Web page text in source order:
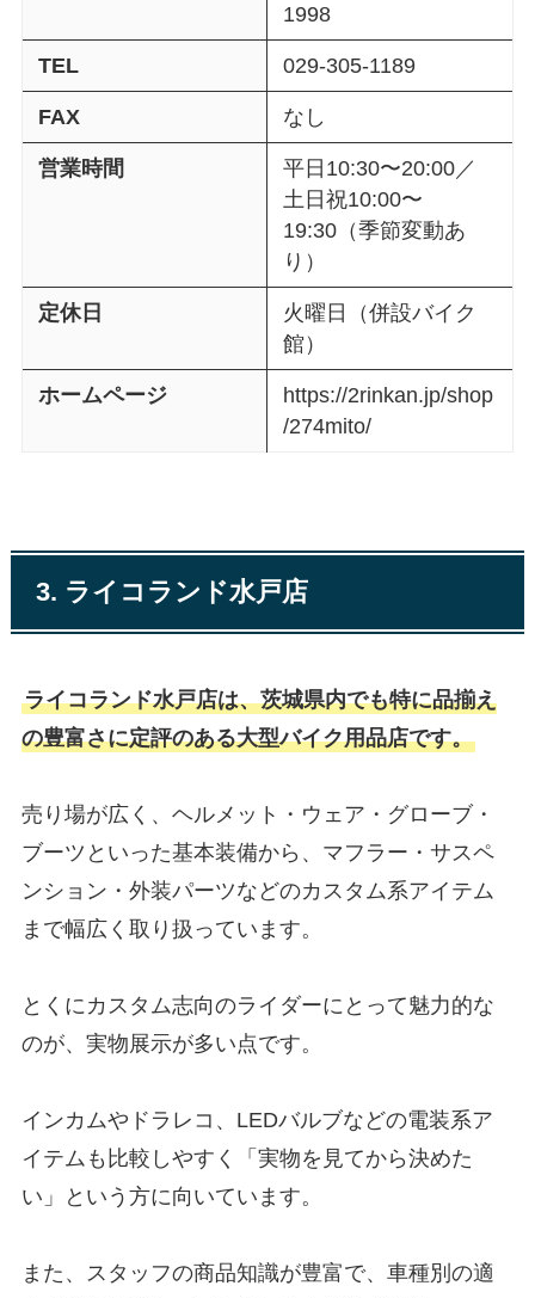
1998
TEL 029-305-1189
FAX なし
営業時間
平日10:30〜20:00／
土日祝10:00〜
19:30（季節変動あ
り）
定休日
火曜日（併設バイク
館）
ホームページ
https://2rinkan.jp/shop
/274mito/
3. ライコランド水戸店
ライコランド水戸店は、茨城県内でも特に品揃え
の豊富さに定評のある大型バイク用品店です。
売り場が広く、ヘルメット・ウェア・グローブ・
ブーツといった基本装備から、マフラー・サスペ
ンション・外装パーツなどのカスタム系アイテム
まで幅広く取り扱っています。
とくにカスタム志向のライダーにとって魅力的な
のが、実物展示が多い点です。
インカムやドラレコ、LEDバルブなどの電装系ア
イテムも比較しやすく「実物を見てから決めた
い」という方に向いています。
また、スタッフの商品知識が豊富で、車種別の適